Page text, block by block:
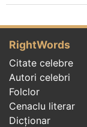
RightWords
Citate celebre
Autori celebri
Folclor
Cenaclu literar
Dicționar